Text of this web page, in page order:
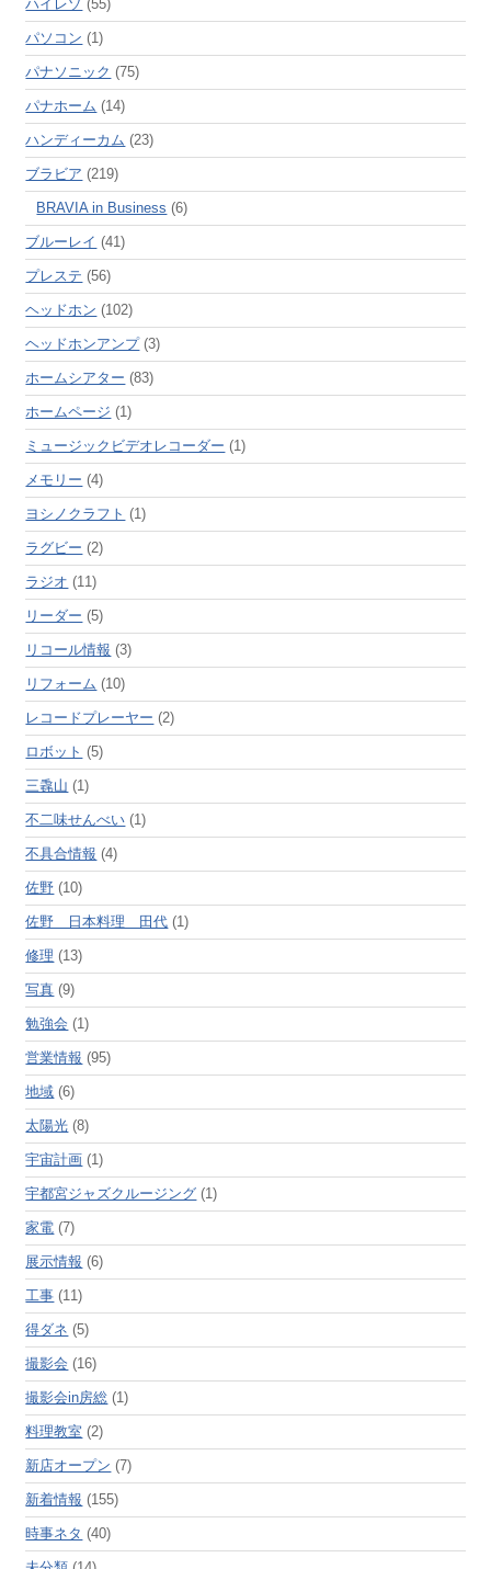
ハイレゾ(55)
パソコン (1)
パナソニック (75)
パナホーム (14)
ハンディーカム (23)
ブラビア (219)
BRAVIA in Business (6)
ブルーレイ (41)
プレステ (56)
ヘッドホン (102)
ヘッドホンアンプ(3)
ホームシアター (83)
ホームページ (1)
ミュージックビデオレコーダー (1)
メモリー (4)
ヨシノクラフト (1)
ラグビー (2)
ラジオ (11)
リーダー (5)
リコール情報 (3)
リフォーム (10)
レコードプレーヤー (2)
ロボット (5)
三毳山 (1)
不二味せんべい (1)
不具合情報 (4)
佐野 (10)
佐野 日本料理 田代 (1)
修理 (13)
写真 (9)
勉強会 (1)
営業情報 (95)
地域 (6)
太陽光 (8)
宇宙計画 (1)
宇都宮ジャズクルージング (1)
家電 (7)
展示情報 (6)
工事 (11)
得ダネ (5)
撮影会 (16)
撮影会in房総 (1)
料理教室 (2)
新店オープン (7)
新着情報 (155)
時事ネタ (40)